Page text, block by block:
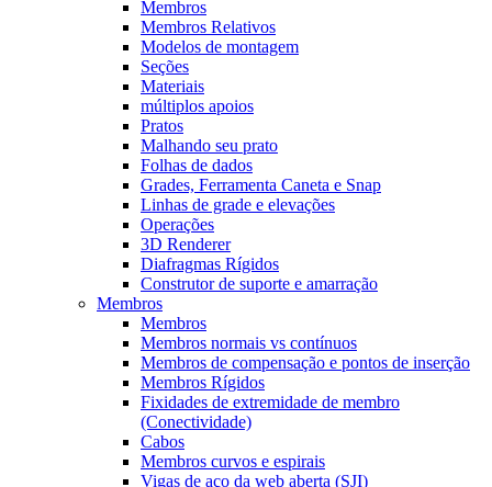
Membros
Membros Relativos
Modelos de montagem
Seções
Materiais
múltiplos apoios
Pratos
Malhando seu prato
Folhas de dados
Grades, Ferramenta Caneta e Snap
Linhas de grade e elevações
Operações
3D Renderer
Diafragmas Rígidos
Construtor de suporte e amarração
Membros
Membros
Membros normais vs contínuos
Membros de compensação e pontos de inserção
Membros Rígidos
Fixidades de extremidade de membro
(Conectividade)
Cabos
Membros curvos e espirais
Vigas de aço da web aberta (SJI)